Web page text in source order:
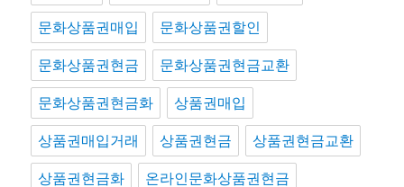
문화상품권매입 문화상품권할인
문화상품권현금 문화상품권현금교환
문화상품권현금화 상품권매입
상품권매입거래 상품권현금 상품권현금교환
상품권현금화 온라인문화상품권현금